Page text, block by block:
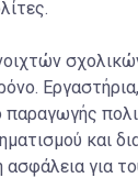
και
για